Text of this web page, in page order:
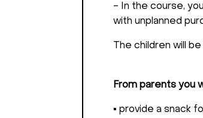
- In the course,
with unplanned
The children will
From parents you
▪️ provide a snack